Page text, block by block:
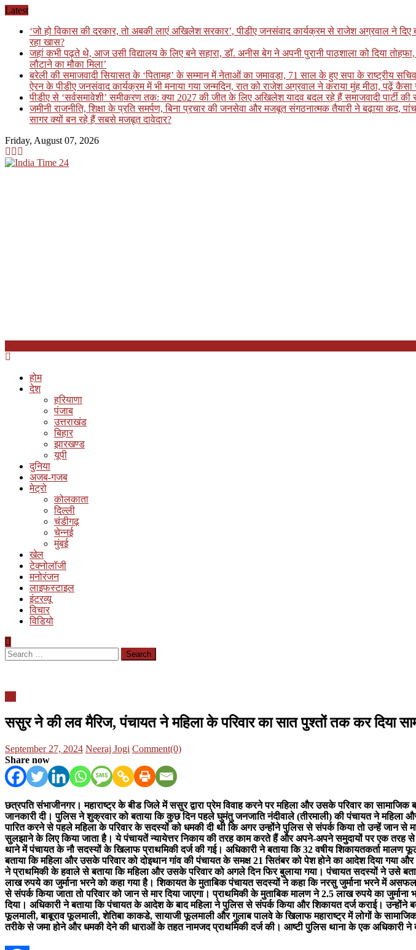
Skip
content
Latest
‘जो हो विकास की दरकार, तो अबकी लाएं अखिलेश सरकार’, पीडीए जनसंवाद कार्यक्रम से राजेश अग्रवाल ने
रहा खास?
जहां कभी पढ़ते थे, आज उसी विद्यालय के लिए बने सहारा, डॉ. अनीस बेग ने अपनी पुरानी पाठशाला को दिया
लौटाने का मौका मिला’
बरेली की समाजवादी सियासत के ‘पितामह’ के सम्मान में नेताओं का जमावड़ा, 71 साल के हुए सपा के राष्ट्रीय
ऐरन के पीडीए जनसंवाद कार्यक्रम में भी मनाया गया जन्मदिन, रात को राजेश अग्रवाल ने कराया मुंह मीठा, पढ़ें कैसा
पीडीए से ‘सर्वसमावेशी’ समीकरण तक: क्या 2027 की जीत के लिए अखिलेश यादव बदल रहे हैं समाजवादी पार्टी
जमीनी राजनीति, शिक्षा के प्रति समर्पण, बिना प्रचार की जनसेवा और मजबूत संगठनात्मक तैयारी ने बढ़ाया
सागर क्यों बन रहे हैं सबसे मजबूत दावेदार?
Friday, August 07, 2026
होम
देश
हरियाणा
पंजाब
उत्तराखंड
बिहार
झारखण्ड
यूपी
दुनिया
अजब-गजब
मेट्रो
कोलकाता
दिल्ली
चंडीगढ़
चेन्नई
मुंबई
खेल
टेक्नोलॉजी
मनोरंजन
लाइफस्टाइल
इंटरव्यू
विचार
विडियो
Search
for:
ससुर ने की लव मैरिज, पंचायत ने महिला के परिवार का सात पुश्तों तक कर दिया
Posted
on
September 27, 2024 Author
Neeraj Jogi Comment(0)
Share now
छत्रपति संभाजीनगर। महाराष्ट्र के बीड जिले में ससुर द्वारा प्रेम विवाह करने पर महिला और उसके परिवार का
जानकारी दी। पुलिस ने शुक्रवार को बताया कि कुछ दिन पहले घुमंतु जनजाति नंदीवाले (तीरमाली) की पंचायत ने
पारित करने से पहले महिला के परिवार के सदस्यों को धमकी दी थी कि अगर उन्होंने पुलिस से संपर्क किया तो उन्हें जान
सुलझाने के लिए किया जाता है। ये पंचायतें न्यायेत्तर निकाय की तरह काम करते हैं और अपने-अपने समुदायों पर एक
थाने में पंचायत के नौ सदस्यों के खिलाफ प्राथमिकी दर्ज की गई। अधिकारी ने बताया कि 32 वषीय शिकायतकर्ता
बताया कि महिला और उसके परिवार को दोइथान गांव की पंचायत के समक्ष 21 सितंबर को पेश होने का आदेश दिया
ने प्राथमिकी के हवाले से बताया कि महिला और उसके परिवार को अगले दिन फिर बुलाया गया। पंचायत सदस्यों ने
लाख रुपये का जुर्माना भरने को कहा गया है। शिकायत के मुताबिक पंचायत सदस्यों ने कहा कि नरसु जुर्माना भरने में
से संपर्क किया जाता तो परिवार को जान से मार दिया जाएगा। प्राथमिकी के मुताबिक मालण ने 2.5 लाख रुपये का
दिया। अधिकारी ने बताया कि पंचायत के आदेश के बाद महिला ने पुलिस से संपर्क किया और शिकायत दर्ज कराई। उन्होंने
फूलमाली, बाबूराव फूलमाली, शेतिबा काकडे, सायाजी फूलमाली और गुलाब पालवे के खिलाफ महाराष्ट्र में लोगों के
तरीके से जमा होने और धमकी देने की धाराओं के तहत नामजद प्राथमिकी दर्ज की। आष्टी पुलिस थाना के एक अधिकारी ने